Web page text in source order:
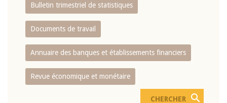
Bulletin trimestriel de statistiques
Documents de travail
Annuaire des banques et établissements financiers
Revue économique et monétaire